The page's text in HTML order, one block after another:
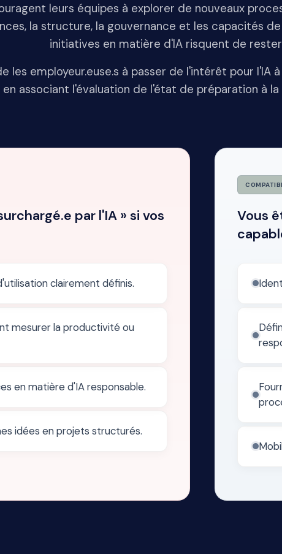
leurs équipes à explorer de nouveaux
la structure, la gouvernance et les capacités
initiatives en matière d'IA risquent de
les employeur.euse.s à passer de l'intérêt pour
associant l'évaluation de l'état de préparation à
par l'IA » si vos
clairement définis.
mesurer la productivité ou
en matière d'IA responsable.
idées en projets structurés.
Vous